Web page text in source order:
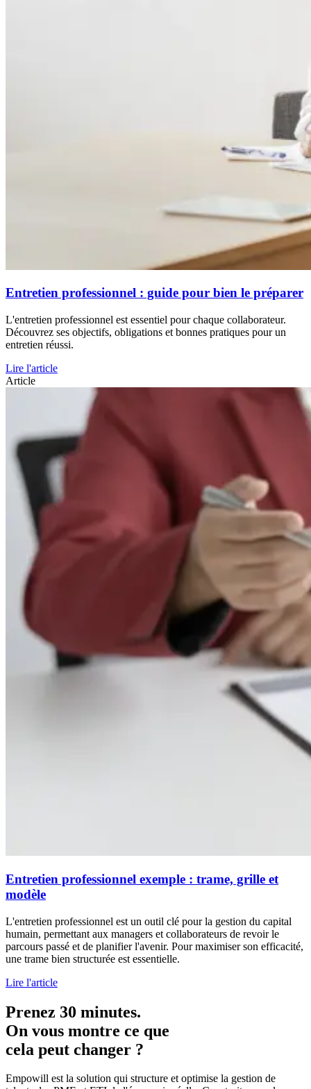
Entretien professionnel : guide pour bien le préparer
L'entretien professionnel est essentiel pour chaque collaborateur.
Découvrez ses objectifs, obligations et bonnes pratiques pour un
entretien réussi.
Lire l'article
Article
Entretien professionnel exemple : trame, grille et
modèle
L'entretien professionnel est un outil clé pour la gestion du capital
humain, permettant aux managers et collaborateurs de revoir le
parcours passé et de planifier l'avenir. Pour maximiser son efficacité,
une trame bien structurée est essentielle.
Lire l'article
Prenez 30 minutes.
On vous montre ce que
cela peut changer ?
Empowill est la solution qui structure et optimise la gestion de